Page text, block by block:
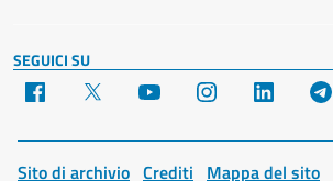
SEGUICI SU
Facebook YouTube Instagram LinkedIn
Sito di archivio Crediti Mappa del sito